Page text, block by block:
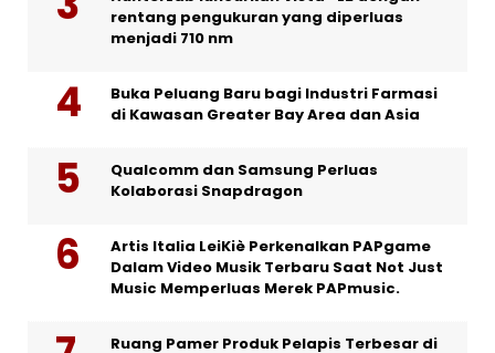
rentang pengukuran yang diperluas
menjadi 710 nm
Buka Peluang Baru bagi Industri Farmasi
di Kawasan Greater Bay Area dan Asia
Qualcomm dan Samsung Perluas
Kolaborasi Snapdragon
Artis Italia LeiKiè Perkenalkan PAPgame
Dalam Video Musik Terbaru Saat Not Just
Music Memperluas Merek PAPmusic.
Ruang Pamer Produk Pelapis Terbesar di